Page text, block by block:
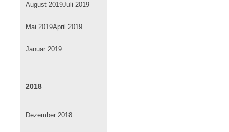
August 2019Juli 2019
Mai 2019April 2019
Januar 2019
2018
Dezember 2018